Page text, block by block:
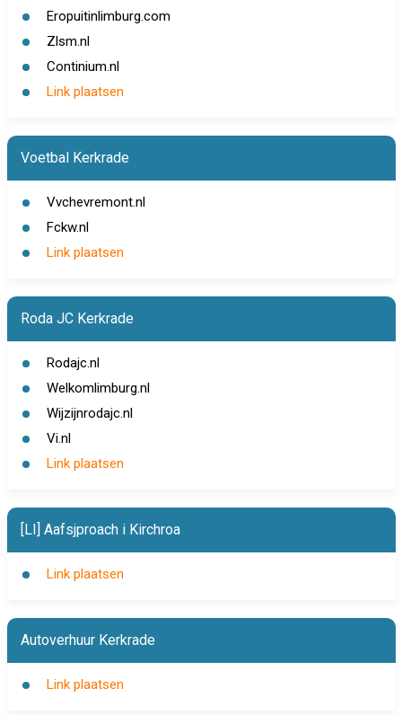
Eropuitinlimburg.com
Zlsm.nl
Continium.nl
Link plaatsen
Voetbal Kerkrade
Vvchevremont.nl
Fckw.nl
Link plaatsen
Roda JC Kerkrade
Rodajc.nl
Welkomlimburg.nl
Wijzijnrodajc.nl
Vi.nl
Link plaatsen
[LI] Aafsjproach i Kirchroa
Link plaatsen
Autoverhuur Kerkrade
Link plaatsen